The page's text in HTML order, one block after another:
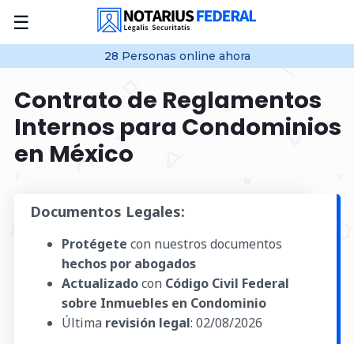
☰
28 Personas online ahora
Contrato de Reglamentos
Internos para Condominios
en México
Documentos Legales:
Protégete con nuestros documentos
hechos por abogados
Actualizadocon Código Civil Federal
sobre Inmuebles en Condominio
Última revisión legal: 02/08/2026